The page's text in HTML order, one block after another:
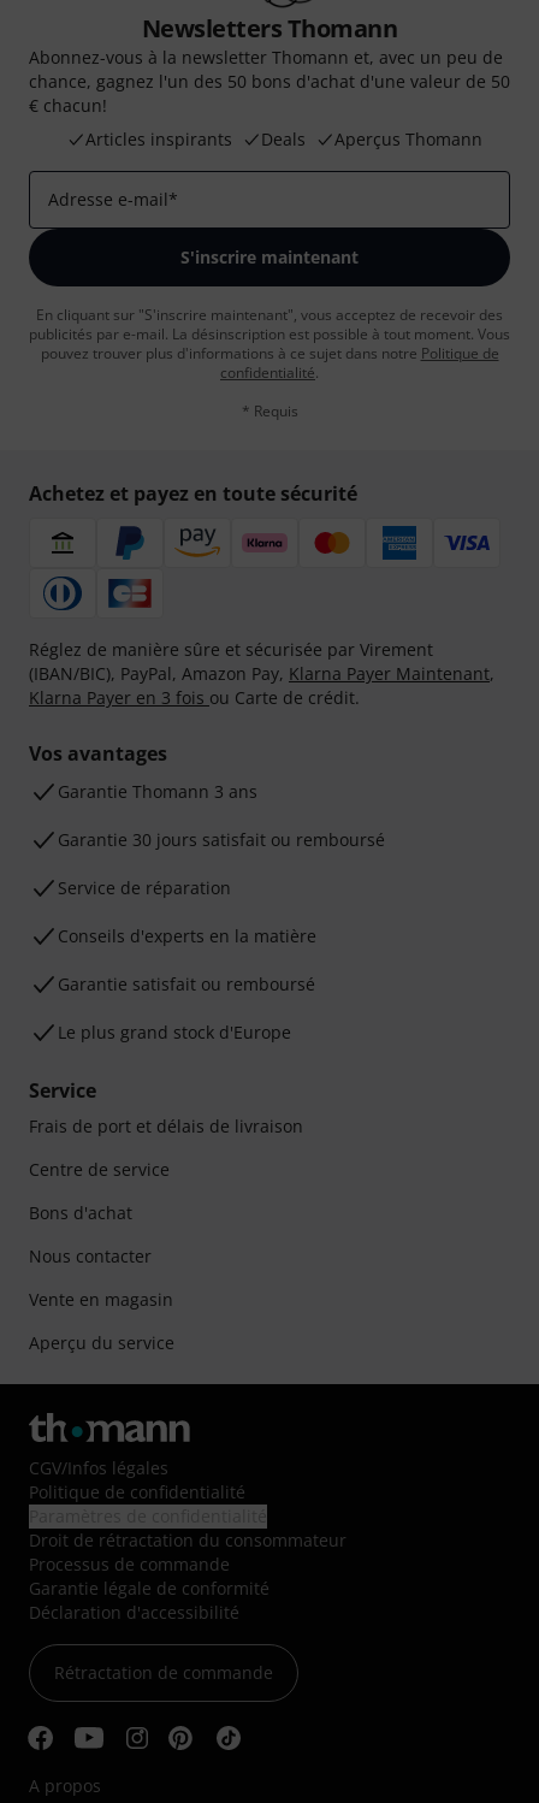
Newsletters Thomann
Abonnez-vous à la newsletter Thomann et, avec un peu de
chance, gagnez l'un des 50 bons d'achat d'une valeur de 50
€ chacun!
Articles inspirants
Deals Aperçus Thomann
Adresse e-mail*
S'inscrire maintenant
En cliquant sur "S'inscrire maintenant", vous acceptez de recevoir des
publicités par e-mail. La désinscription est possible à tout moment. Vous
pouvez trouver plus d'informations à ce sujet dans notre Politique de
confidentialité.
* Requis
Achetez et payez en toute sécurité
Réglez de manière sûre et sécurisée par Virement
(IBAN/BIC), PayPal, Amazon Pay, Klarna Payer Maintenant,
Klarna Payer en 3 fois ou Carte de crédit.
Vos avantages
Ga­ran­tie Thomann 3 ans
Garantie 30 jours satisfait ou remboursé
Service de réparation
Conseils d'experts en la matière
Garantie satisfait ou remboursé
Le plus grand stock d'Europe
Service
Frais de port et délais de livraison
Centre de service
Bons d'achat
Nous contacter
Vente en magasin
Aperçu du service
CGV/Infos légales
Politique de confidentialité
Droit de rétractation du consommateur
Processus de commande
Garantie légale de conformité
Déclaration d'accessibilité
Rétractation de commande
A propos